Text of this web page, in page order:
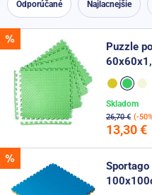
Odporúčané Najlacnejšie
Puzzle
26,70 € (-
13,30 €
Skladom
Sportago